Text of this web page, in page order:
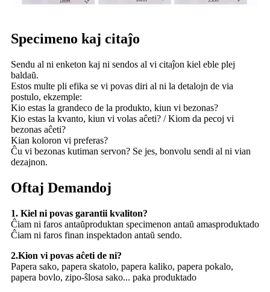
Specimeno kaj citaĵo
Sendu al ni enketon kaj ni sendos al vi citaĵon kiel eble plej
baldaŭ.
Estos multe pli efika se vi povas diri al ni la detalojn de via
postulo, ekzemple:
Kio estas la grandeco de la produkto, kiun vi bezonas?
Kio estas la kvanto, kiun vi volas aĉeti? / Kiom da pecoj vi
bezonas aĉeti?
Kian koloron vi preferas?
Ĉu vi bezonas kutiman servon? Se jes, bonvolu sendi al ni vian
dezajnon.
Oftaj Demandoj
1. Kiel ni povas garantii kvaliton?
Ĉiam ni faros antaŭproduktan specimenon antaŭ amasproduktado
Ĉiam ni faros finan inspektadon antaŭ sendo.
2.Kion vi povas aĉeti de ni?
Papera sako, papera skatolo, papera kaliko, papera pokalo,
papera bovlo, zipo-ŝlosa sako... paka produktado